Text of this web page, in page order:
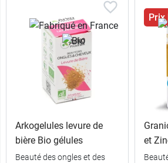
Arkogelules levure de
bière Bio gélules
Beauté des ongles et des
Prix
et